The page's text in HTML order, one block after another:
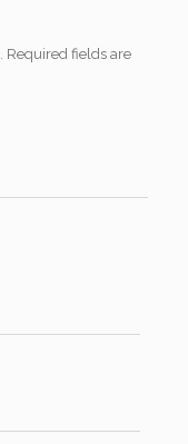
Required fields are